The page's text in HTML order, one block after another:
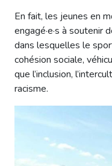
En fait, les jeunes en
engagé·e·s à soutenir
dans lesquelles le
cohésion sociale,
que l’inclusion,
racisme.